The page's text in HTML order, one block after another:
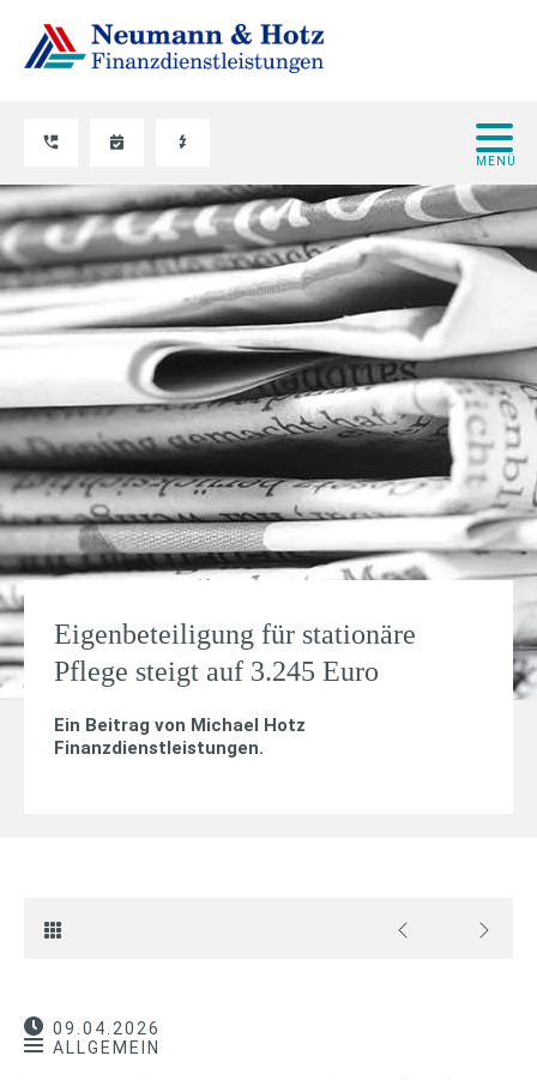
Eigenbeteiligung für stationäre
Pflege steigt auf 3.245 Euro
Ein Beitrag von Michael Hotz
Finanzdienstleistungen.
09.04.2026
ALLGEMEIN